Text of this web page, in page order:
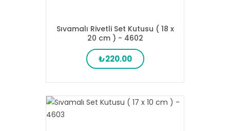
Sıvamalı Rivetli Set Kutusu ( 18 x
20 cm ) - 4602
₺220.00